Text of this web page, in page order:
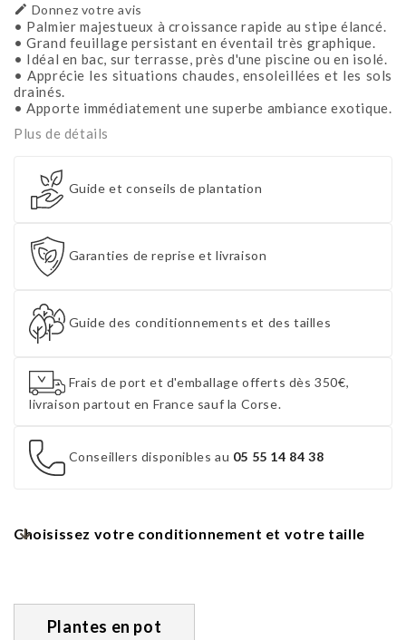
 Donnez votre avis
• Palmier majestueux à croissance rapide au stipe élancé.
• Grand feuillage persistant en éventail très graphique.
• Idéal en bac, sur terrasse, près d'une piscine ou en isolé.
• Apprécie les situations chaudes, ensoleillées et les sols
drainés.
• Apporte immédiatement une superbe ambiance exotique.
Plus de détails
Guide et conseils de plantation
Garanties de reprise et livraison
Guide des conditionnements et des tailles
Frais de port et d'emballage offerts dès 350€,
livraison partout en France sauf la Corse.
Conseillers disponibles au 05 55 14 84 38
Choisissez votre conditionnement et votre taille
Plantes en pot